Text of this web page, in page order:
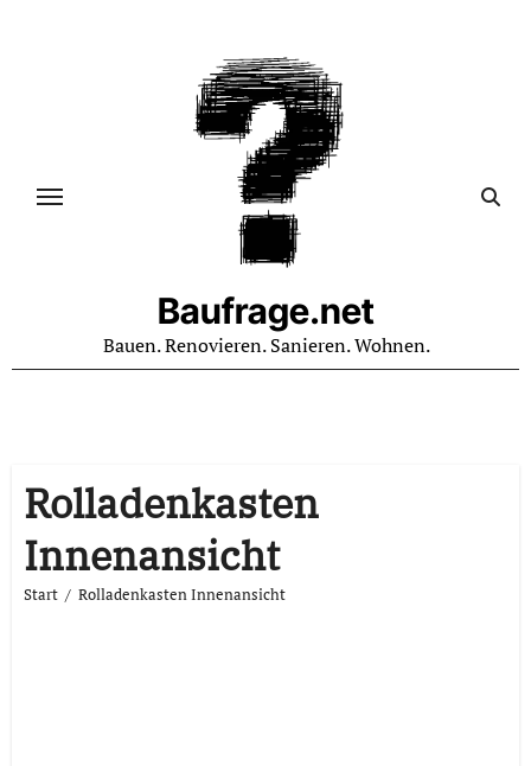
Baufrage.net
Bauen. Renovieren. Sanieren. Wohnen.
Rolladenkasten
Innenansicht
Start Rolladenkasten Innenansicht